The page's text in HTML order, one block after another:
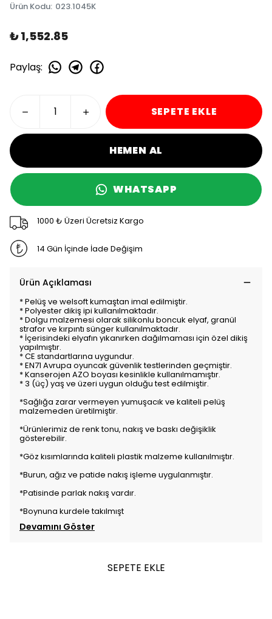
Ürün Kodu: 023.1045K
₺ 1,552.85
Paylaş:
SEPETE EKLE
HEMEN AL
WHATSAPP
1000 ₺ Üzeri Ücretsiz Kargo
14 Gün İçinde İade Değişim
Ürün Açıklaması
* Pelüş ve welsoft kumaştan imal edilmiştir.
* Polyester dikiş ipi kullanılmaktadır.
* Dolgu malzemesi olarak silikonlu boncuk elyaf, granül
strafor ve kırpıntı sünger kullanılmaktadır.
* İçerisindeki elyafın yıkanırken dağılmaması için özel dikiş
yapılmıştır.
* CE standartlarına uygundur.
* EN71 Avrupa oyuncak güvenlik testlerinden geçmiştir.
* Kanserojen AZO boyası kesinlikle kullanılmamıştır.
* 3 (üç) yaş ve üzeri uygun olduğu test edilmiştir.
*Sağlığa zarar vermeyen yumuşacık ve kaliteli pelüş
malzemeden üretilmiştir.
*Ürünlerimiz de renk tonu, nakış ve baskı değişiklik
gösterebilir.
*Göz kısımlarında kaliteli plastik malzeme kullanılmıştır.
*Burun, ağız ve patide nakış işleme uygulanmıştır.
*Patisinde parlak nakış vardır.
*Boynuna kurdele takılmışt
Devamını Göster
SEPETE EKLE